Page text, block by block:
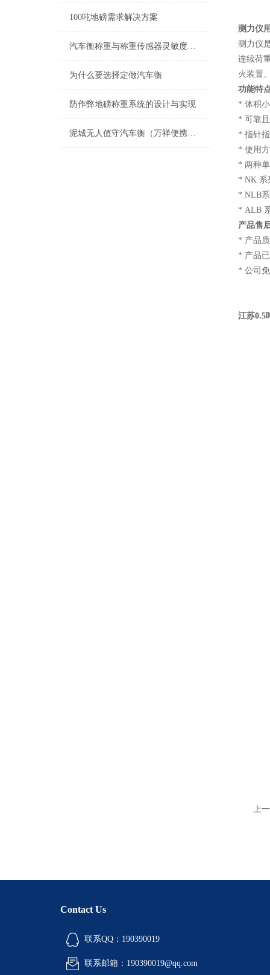
100吨地磅需求解决方案
汽车衡称重与称重传感器灵敏度的关系
为什么要选择定做汽车衡
防作弊地磅称重系统的设计与实现
泥城无人值守汽车衡（万祥便携式地磅）菊园电子秤）大团汽车衡维修
测力仪
测力仪
连续荷
火装置
功能特
* 体积
* 可靠
* 指针
* 使用
* 两种
* NK 系
* NLB
* ALB
产品售
* 产品
* 产品
* 公司
江苏0.5
上
Contact Us
联系QQ：190390019
联系邮箱：190390019@qq.com